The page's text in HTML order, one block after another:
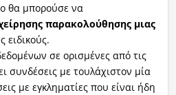
θα μπορούσε να
παρακολούθησης μιας
σε ορισμένες από τις
συνδέσεις με τουλάχιστον μία
με εγκληματίες που είναι ήδη